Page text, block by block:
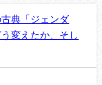
典「ジェンダ
変えたか、そし